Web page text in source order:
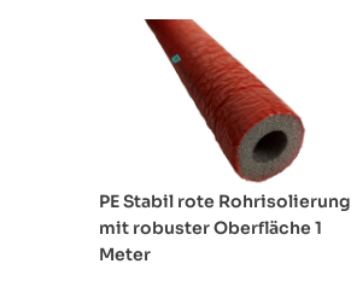
PE Stabil rote Rohrisolierung
mit robuster Oberfläche 1
Meter